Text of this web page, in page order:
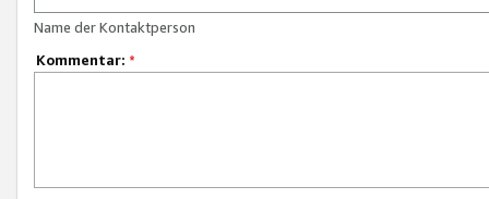
Name der Kontaktperson
Kommentar: *